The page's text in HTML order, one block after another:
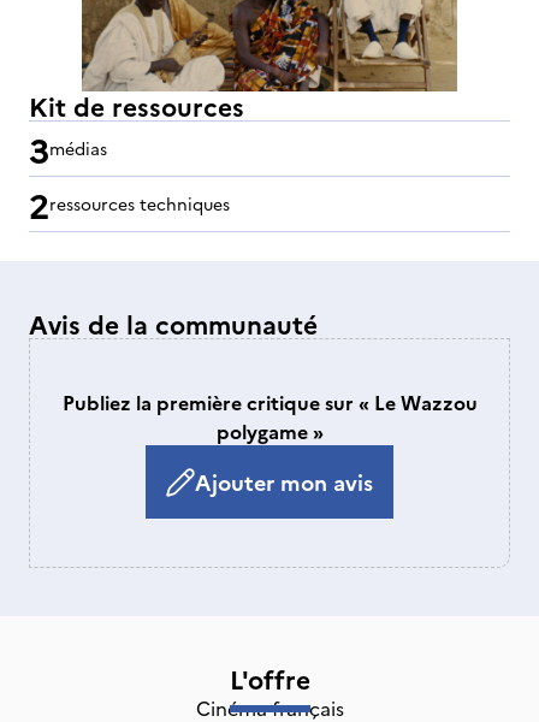
Kit de ressources
3médias
2ressources techniques
Avis de la communauté
Publiez la première critique sur « Le Wazzou
polygame »
Ajouter mon avis
L'offre
Cinéma français